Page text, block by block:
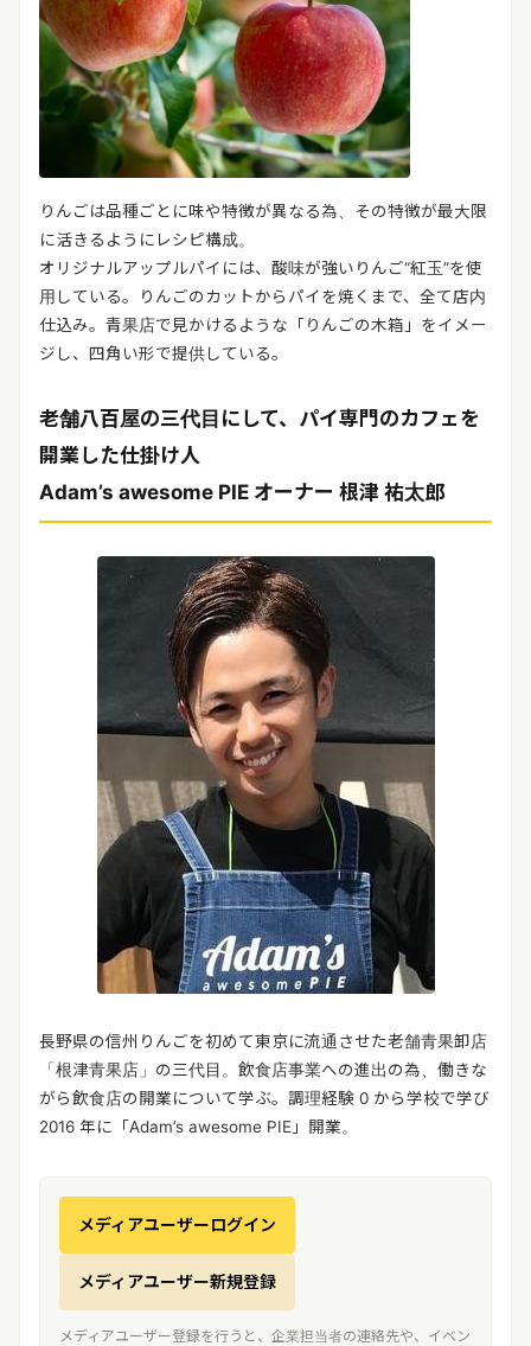
りんごは品種ごとに味や特徴が異なる為、その特徴が最大限
に活きるようにレシピ構成。
オリジナルアップルパイには、酸味が強いりんご“紅玉”を使
用している。りんごのカットからパイを焼くまで、全て店内
仕込み。青果店で見かけるような「りんごの木箱」をイメー
ジし、四角い形で提供している。
老舗八百屋の三代目にして、パイ専門のカフェを
開業した仕掛け人
Adam’s awesome PIE オーナー 根津 祐太郎
長野県の信州りんごを初めて東京に流通させた老舗青果卸店
「根津青果店」の三代目。飲食店事業への進出の為、働きな
がら飲食店の開業について学ぶ。調理経験 0 から学校で学び
2016 年に「Adam’s awesome PIE」開業。
メディアユーザーログイン
メディアユーザー新規登録
メディアユーザー登録を行うと、企業担当者の連絡先や、イベン